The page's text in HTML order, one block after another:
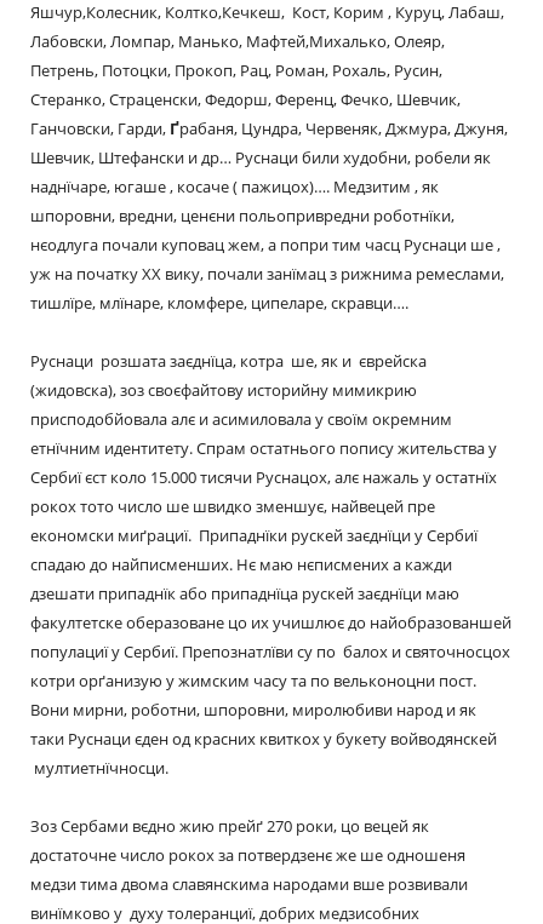
Яшчур,Колесник, Колтко,Кечкеш, Кост, Корим , Куруц, Лабаш,
Лабовски, Ломпар, Манько, Мафтей,Михалько, Олеяр,
Петрень, Потоцки, Прокоп, Рац, Роман, Рохаль, Русин,
Стеранко, Страценски, Федорш, Ференц, Фечко, Шевчик,
Ганчовски, Гарди, Ґрабаня, Цундра, Червеняк, Джмура, Джуня,
Шевчик, Штефански и др… Руснаци били худобни, робели як
наднїчаре, югаше , косаче ( пажицох)…. Медзитим , як
шпоровни, вредни, ценєни польопривредни роботнїки,
нєодлуга почали куповац жем, а попри тим часц Руснаци ше ,
уж на початку XX вику, почали занїмац з рижнима ремеслами,
тишлїре, млїнаре, кломфере, ципеларе, скравци….
Руснаци розшата заєднїца, котра ше, як и єврейска
(жидовска), зоз своєфайтову историйну мимикрию
присподобйовала алє и асимиловала у своїм окремним
етнїчним идентитету. Спрам остатнього попису жительства у
Сербиї єст коло 15.000 тисячи Руснацох, алє нажаль у остатнїх
рокох тото число ше швидко зменшує, найвецей пре
економски миґрациї. Припаднїки рускей заєднїци у Сербиї
спадаю до найписменших. Нє маю нєписмених а кажди
дзешати припаднїк або припаднїца рускей заєднїци маю
факултетске оберазоване цо их учишлює до найобразованшей
популациї у Сербиї. Препознатлїви су по балох и святочносцох
котри орґанизую у жимским часу та по вельконоцни пост.
Вони мирни, роботни, шпоровни, миролюбиви народ и як
таки Руснаци єден од красних квиткох у букету войводянскей
мултиетнїчносци.
Зоз Сербами вєдно жию прейґ 270 роки, цо вецей як
достаточне число рокох за потвердзенє же ше одношеня
медзи тима двома славянскима народами вше розвивали
винїмково у духу толеранциї, добрих медзисобних